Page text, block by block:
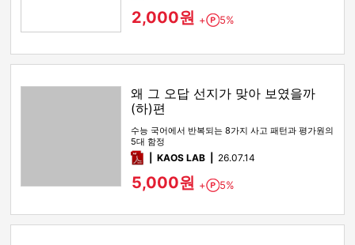
2,000원 + Point
5%
왜 그 오답 선지가 맞아 보였을까
(하)편
수능 국어에서 반복되는 8가지 사고 패턴과 평가원의
5대 함정
pdfKAOS LAB 26.07.14
5,000원 + Point
5%